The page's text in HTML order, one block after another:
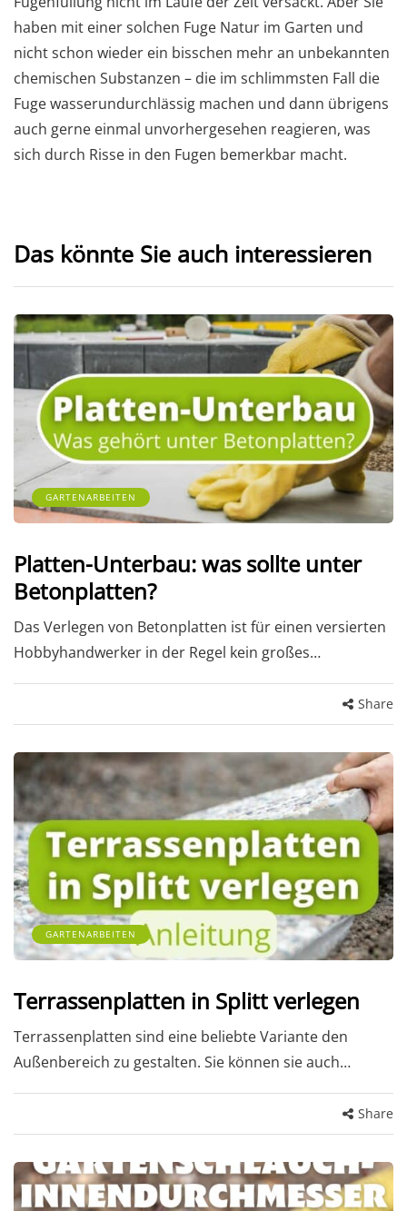
haben mit einer solchen Fuge Natur im Garten und
nicht schon wieder ein bisschen mehr an unbekannten
chemischen Substanzen – die im schlimmsten Fall die
Fuge wasserundurchlässig machen und dann übrigens
auch gerne einmal unvorhergesehen reagieren, was
sich durch Risse in den Fugen bemerkbar macht.
Das könnte Sie auch interessieren
GARTENARBEITEN
Platten-Unterbau: was sollte unter
Betonplatten?
Das Verlegen von Betonplatten ist für einen versierten
Hobbyhandwerker in der Regel kein großes…
Share
GARTENARBEITEN
Terrassenplatten in Splitt verlegen
Terrassenplatten sind eine beliebte Variante den
Außenbereich zu gestalten. Sie können sie auch…
Share